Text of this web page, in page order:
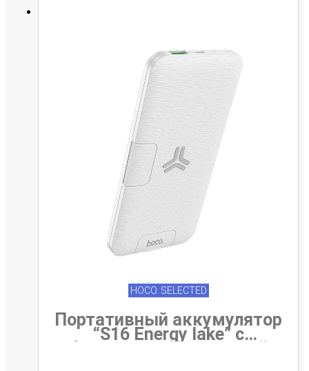
HOCO. SELECTED
Портативный аккумулятор
“S16 Energy lake” с